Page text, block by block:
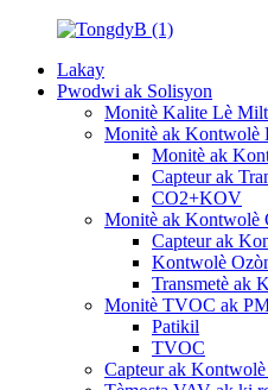
Lakay
Pwodwi ak Solisyon
Monitè Kalite Lè
Monitè ak Kontwolè
Monitè ak
Capteur ak
CO2+KOV
Monitè ak Kontwolè
Capteur ak
Kontwolè
Transmetè ak
Monitè TVOC ak
Patikil
TVOC
Capteur ak